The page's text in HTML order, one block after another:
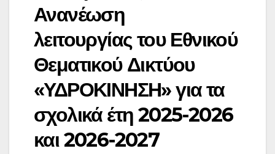
Ανανέωση
λειτουργίας του Εθνικού
Θεματικού Δικτύου
«ΥΔΡΟΚΙΝΗΣΗ» για τα
σχολικά έτη 2025-2026
και 2026-2027